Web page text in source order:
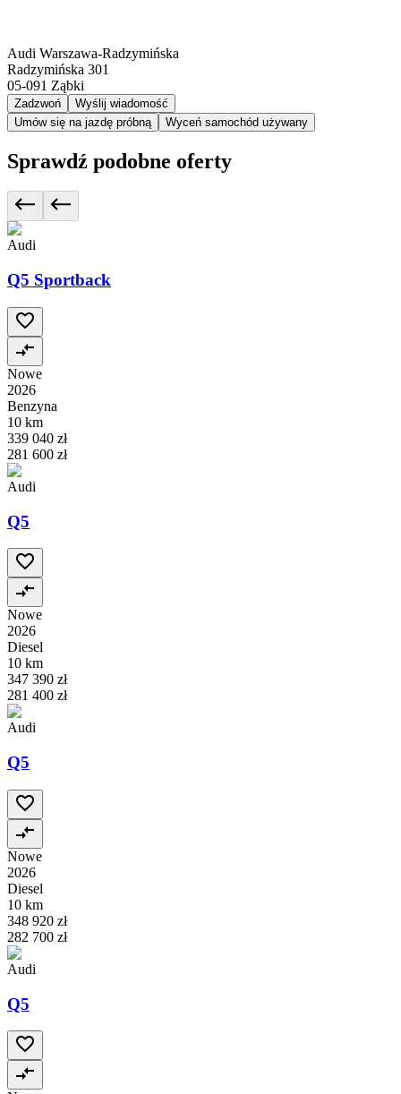
Audi Warszawa-Radzymińska
Radzymińska 301
05-091 Ząbki
Zadzwoń
Wyślij wiadomość
Umów się na jazdę próbną
Wyceń samochód używany
Sprawdź podobne oferty
Audi
Q5 Sportback
Nowe
2026
Benzyna
10 km
339 040 zł
281 600 zł
Audi
Q5
Nowe
2026
Diesel
10 km
347 390 zł
281 400 zł
Audi
Q5
Nowe
2026
Diesel
10 km
348 920 zł
282 700 zł
Audi
Q5